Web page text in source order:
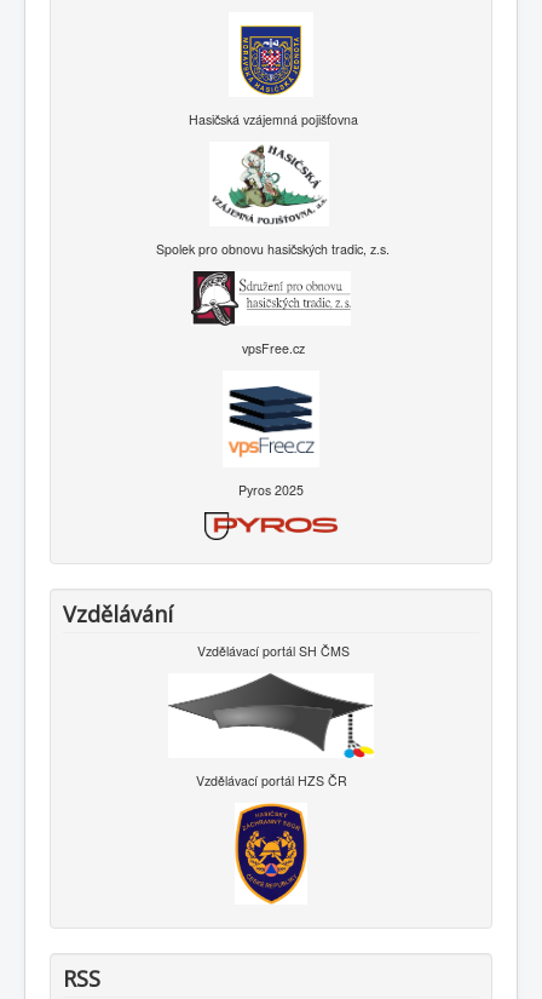
Hasičská vzájemná pojišťovna
Spolek pro obnovu hasičských tradic, z.s.
vpsFree.cz
Pyros 2025
Vzdělávání
Vzdělávací portál SH ČMS
Vzdělávací portál HZS ČR
RSS